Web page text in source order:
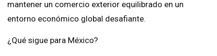
mantener un comercio exterior equilibrado en un
entorno económico global desafiante.
¿Qué sigue para México?